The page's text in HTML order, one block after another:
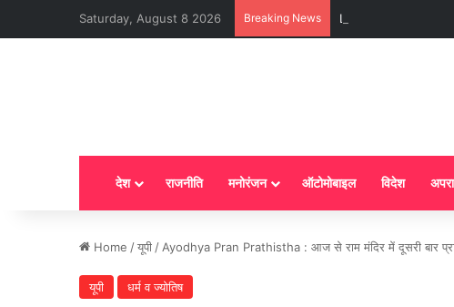
Saturday, August 8 2026 Breaking News LPG New Rules : आज
देश राजनीति मनोरंजन ऑटोमोबाइल विदेश
Home /यूपी / Ayodhya Pran Prathistha : आज से राम मंदिर में दूसरी बार
यूपी धर्म व ज्योतिष